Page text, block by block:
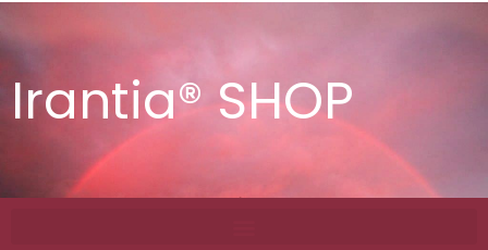
Irantia® SHOP